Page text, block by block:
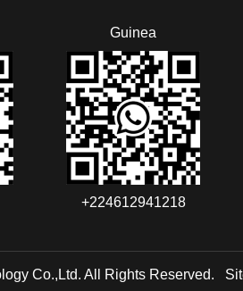
Guinea
+224612941218
Co.,Ltd. All Rights Reserved.